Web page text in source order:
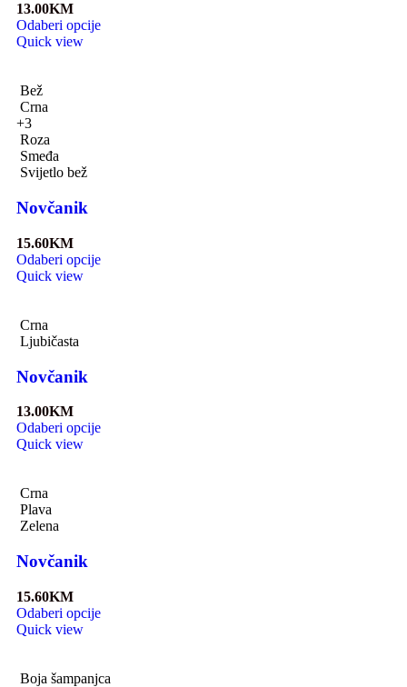
13.00KM
Odaberi opcije
Quick view
Bež
Crna
+3
Roza
Smeđa
Svijetlo bež
Novčanik
15.60KM
Odaberi opcije
Quick view
Crna
Ljubičasta
Novčanik
13.00KM
Odaberi opcije
Quick view
Crna
Plava
Zelena
Novčanik
15.60KM
Odaberi opcije
Quick view
Boja šampanjca